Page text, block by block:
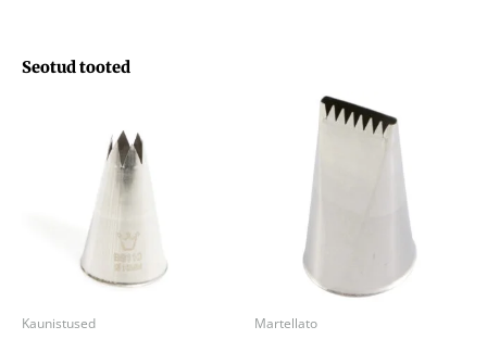
Seotud tooted
Kaunistused Martellato